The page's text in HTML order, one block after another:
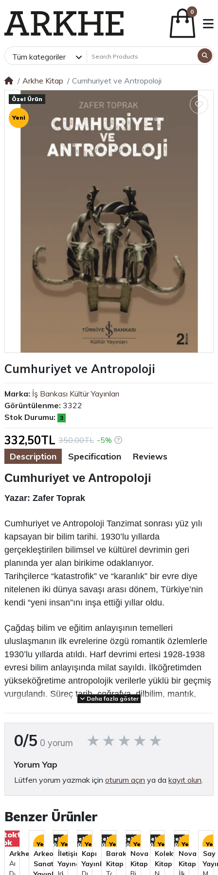
0
Tüm kategoriler
Arkhe Kitap Cumhuriyet ve Antropoloji
Özel Ürün
Yeni
Cumhuriyet ve Antropoloji
Description Specification Reviews
Cumhuriyet ve Antropoloji
Yazar: Zafer Toprak
Cumhuriyet ve Antropoloji Tanzimat sonrası yüz yılı
kapsayan bir bilim tarihi. 1930’lu yıllarda
gerçekleştirilen bilimsel ve kültürel devrimin geri
planında yer alan birikime odaklanıyor.
Tarihçilerce “katastrofik” ve “karanlık” bir evre diye
nitelenen iki dünya savaşı arası dönem, Türkiye’nin
kendi “yeni insan”ını inşa ettiği yıllar oldu.
Çağdaş bilim ve eğitim anlayışının temelleri
uluslaşmanın ilk evrelerine özgü romantik özlemlerle
1930’lu yıllarda atıldı. Harf devrimi ertesi 1928-1938
evresi bilim anlayışında milat sayıldı. İlköğretimden
yükseköğretime antropolojik verilerle yüklü bir geçmiş
vurgulandı. Süreç tarih, coğrafya, dilbilim, mantık,
yelpazesini kuşattı. Kültür devrimi ise Anadolu insanı
üzerine Batı’daki nasırlaşmış önyargıları sorgulayan
bir projeye dönüştü.
Prof. Dr. Zafer Toprak, Cumhuriyet ve Antropoloji ’de
yine çok zengin bir malzeme külliyatına dayanarak,
bunalımlı bir evrede doğayla barışık bilimsel kaygıları
belgeleriyle dile getiriyor.
Öğretim Üyesidir.
(Tanıtım bülteninden)
Daha fazla göster
Marka: İş Bankası Kültür Yayınları
Görüntülenme: 3322
Stok Durumu:
3
332,50TL 350,00TL -5%
0/5 0 yorum
Yorum Yap
Lütfen yorum yazmak içinoturum açın ya dakayıt olun.
Benzer Ürünler
Arkhe
Arkhe
Yeni
Arkeoloji
Sanat
Özel
ÜrünYeni
İletişim
Yayınevi
Özel
ÜrünYeni
Kapı
Yayınları
Özel
ÜrünYeni
Baraka
Kitap
Özel
ÜrünYeni
Nova
Kitap
Özel
ÜrünYeni
Kolektif
Kitap
Özel
ÜrünYeni
Nova
Kitap
Say